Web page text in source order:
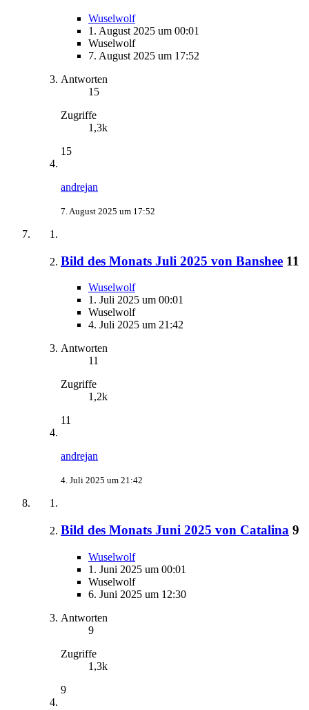
Wuselwolf
1. August 2025 um 00:01
Wuselwolf
7. August 2025 um 17:52
Antworten
15
Zugriffe
1,3k
15
andrejan
7. August 2025 um 17:52
Bild des Monats Juli 2025 von Banshee 11
Wuselwolf
1. Juli 2025 um 00:01
Wuselwolf
4. Juli 2025 um 21:42
Antworten
11
Zugriffe
1,2k
11
andrejan
4. Juli 2025 um 21:42
Bild des Monats Juni 2025 von Catalina 9
Wuselwolf
1. Juni 2025 um 00:01
Wuselwolf
6. Juni 2025 um 12:30
Antworten
9
Zugriffe
1,3k
9